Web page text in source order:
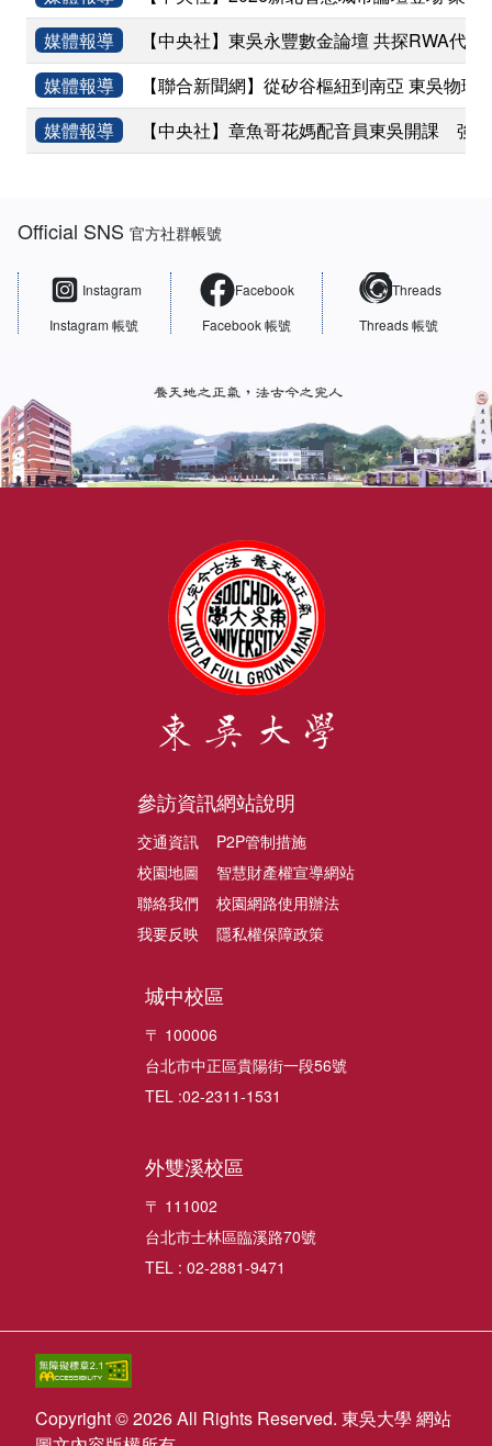
媒體報導
【中央社】東吳永豐數金論壇 共探RWA代幣
媒體報導
【聯合新聞網】從矽谷樞紐到南亞 東吳物理
媒體報導
【中央社】章魚哥花媽配音員東吳開課 強
Official SNS官方社群帳號
Instagram
Instagram 帳號
Facebook
Facebook 帳號
Threads
Threads 帳號
參訪資訊
交通資訊
校園地圖
聯絡我們
我要反映
網站說明
P2P管制措施
智慧財產權宣導網站
校園網路使用辦法
隱私權保障政策
城中校區
〒 100006
台北市中正區貴陽街一段56號
TEL :02-2311-1531
外雙溪校區
〒 111002
台北市士林區臨溪路70號
TEL : 02-2881-9471
Copyright © 2026 All Rights Reserved. 東吳大學 網站